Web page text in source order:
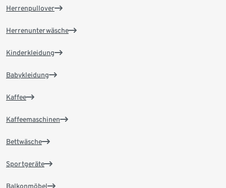
Herrenpullover
Herrenunterwäsche
Kinderkleidung
Babykleidung
Kaffee
Kaffeemaschinen
Bettwäsche
Sportgeräte
Balkonmöbel